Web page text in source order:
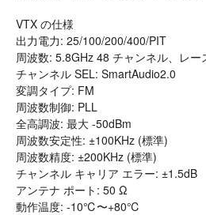
VTX の仕様
出力電力: 25/100/200/400/PIT
周波数: 5.8GHz 48 チャンネル、レ
チャンネル SEL: SmartAudio2.0
変調タイプ: FM
周波数制御: PLL
全高調波: 最大 -50dBm
周波数安定性: ±100KHz (標準)
周波数精度: ±200KHz (標準)
チャンネル キャリア エラー: ±1.5dB
アンテナ ポート: 50 Ω
動作温度: -10℃〜+80℃